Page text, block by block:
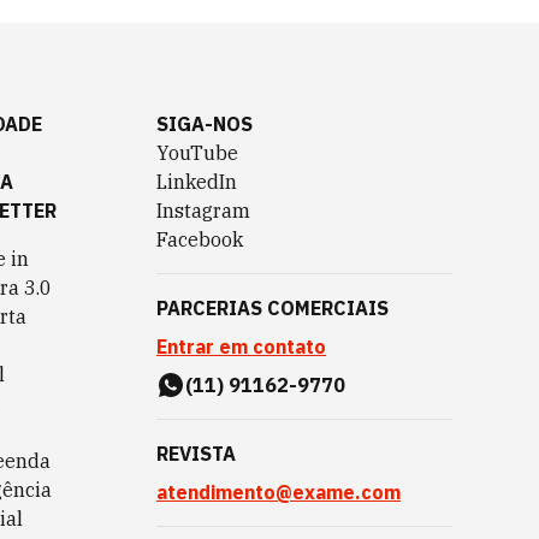
in
3.0
SIGA-NOS
YouTube
LinkedIn
Instagram
Facebook
PARCERIAS COMERCIAIS
Entrar em contato
(11) 91162-9770
REVISTA
atendimento@exame.com